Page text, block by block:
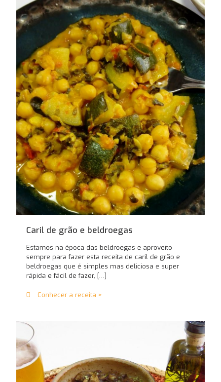
Caril de grão e beldroegas
Estamos na época das beldroegas e aproveito
sempre para fazer esta receita de caril de grão e
beldroegas que é simples mas deliciosa e super
rápida e fácil de fazer, […]
0 Conhecer a receita >